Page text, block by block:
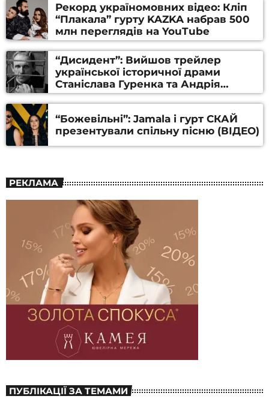
Рекорд україномовних відео: Кліп
“Плакала” гурту KAZKA набрав 500
млн переглядів на YouTube
“Дисидент”: Вийшов трейлер
української історичної драми
Станіслава Гуренка та Андрія
Алфьорова (ВІДЕО)
“Божевільні”: Jamala і гурт СКАЙ
презентували спільну пісню (ВІДЕО)
РЕКЛАМА
ПУБЛІКАЦІЇ ЗА ТЕМАМИ